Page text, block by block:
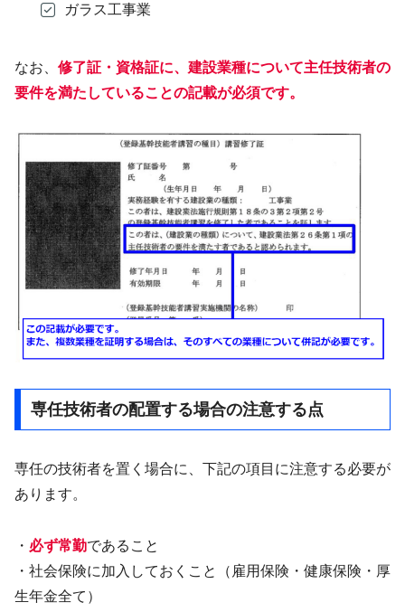
ガラス工事業
なお、 修了証・資格証に、建設業種について主任技術者の
要件を満たしていることの記載が必須です。
専任技術者の配置する場合の注意する点
専任の技術者を置く場合に、下記の項目に注意する必要が
あります。
・ 必ず常勤であること
・社会保険に加入しておくこと（雇用保険・健康保険・厚
生年金全て）